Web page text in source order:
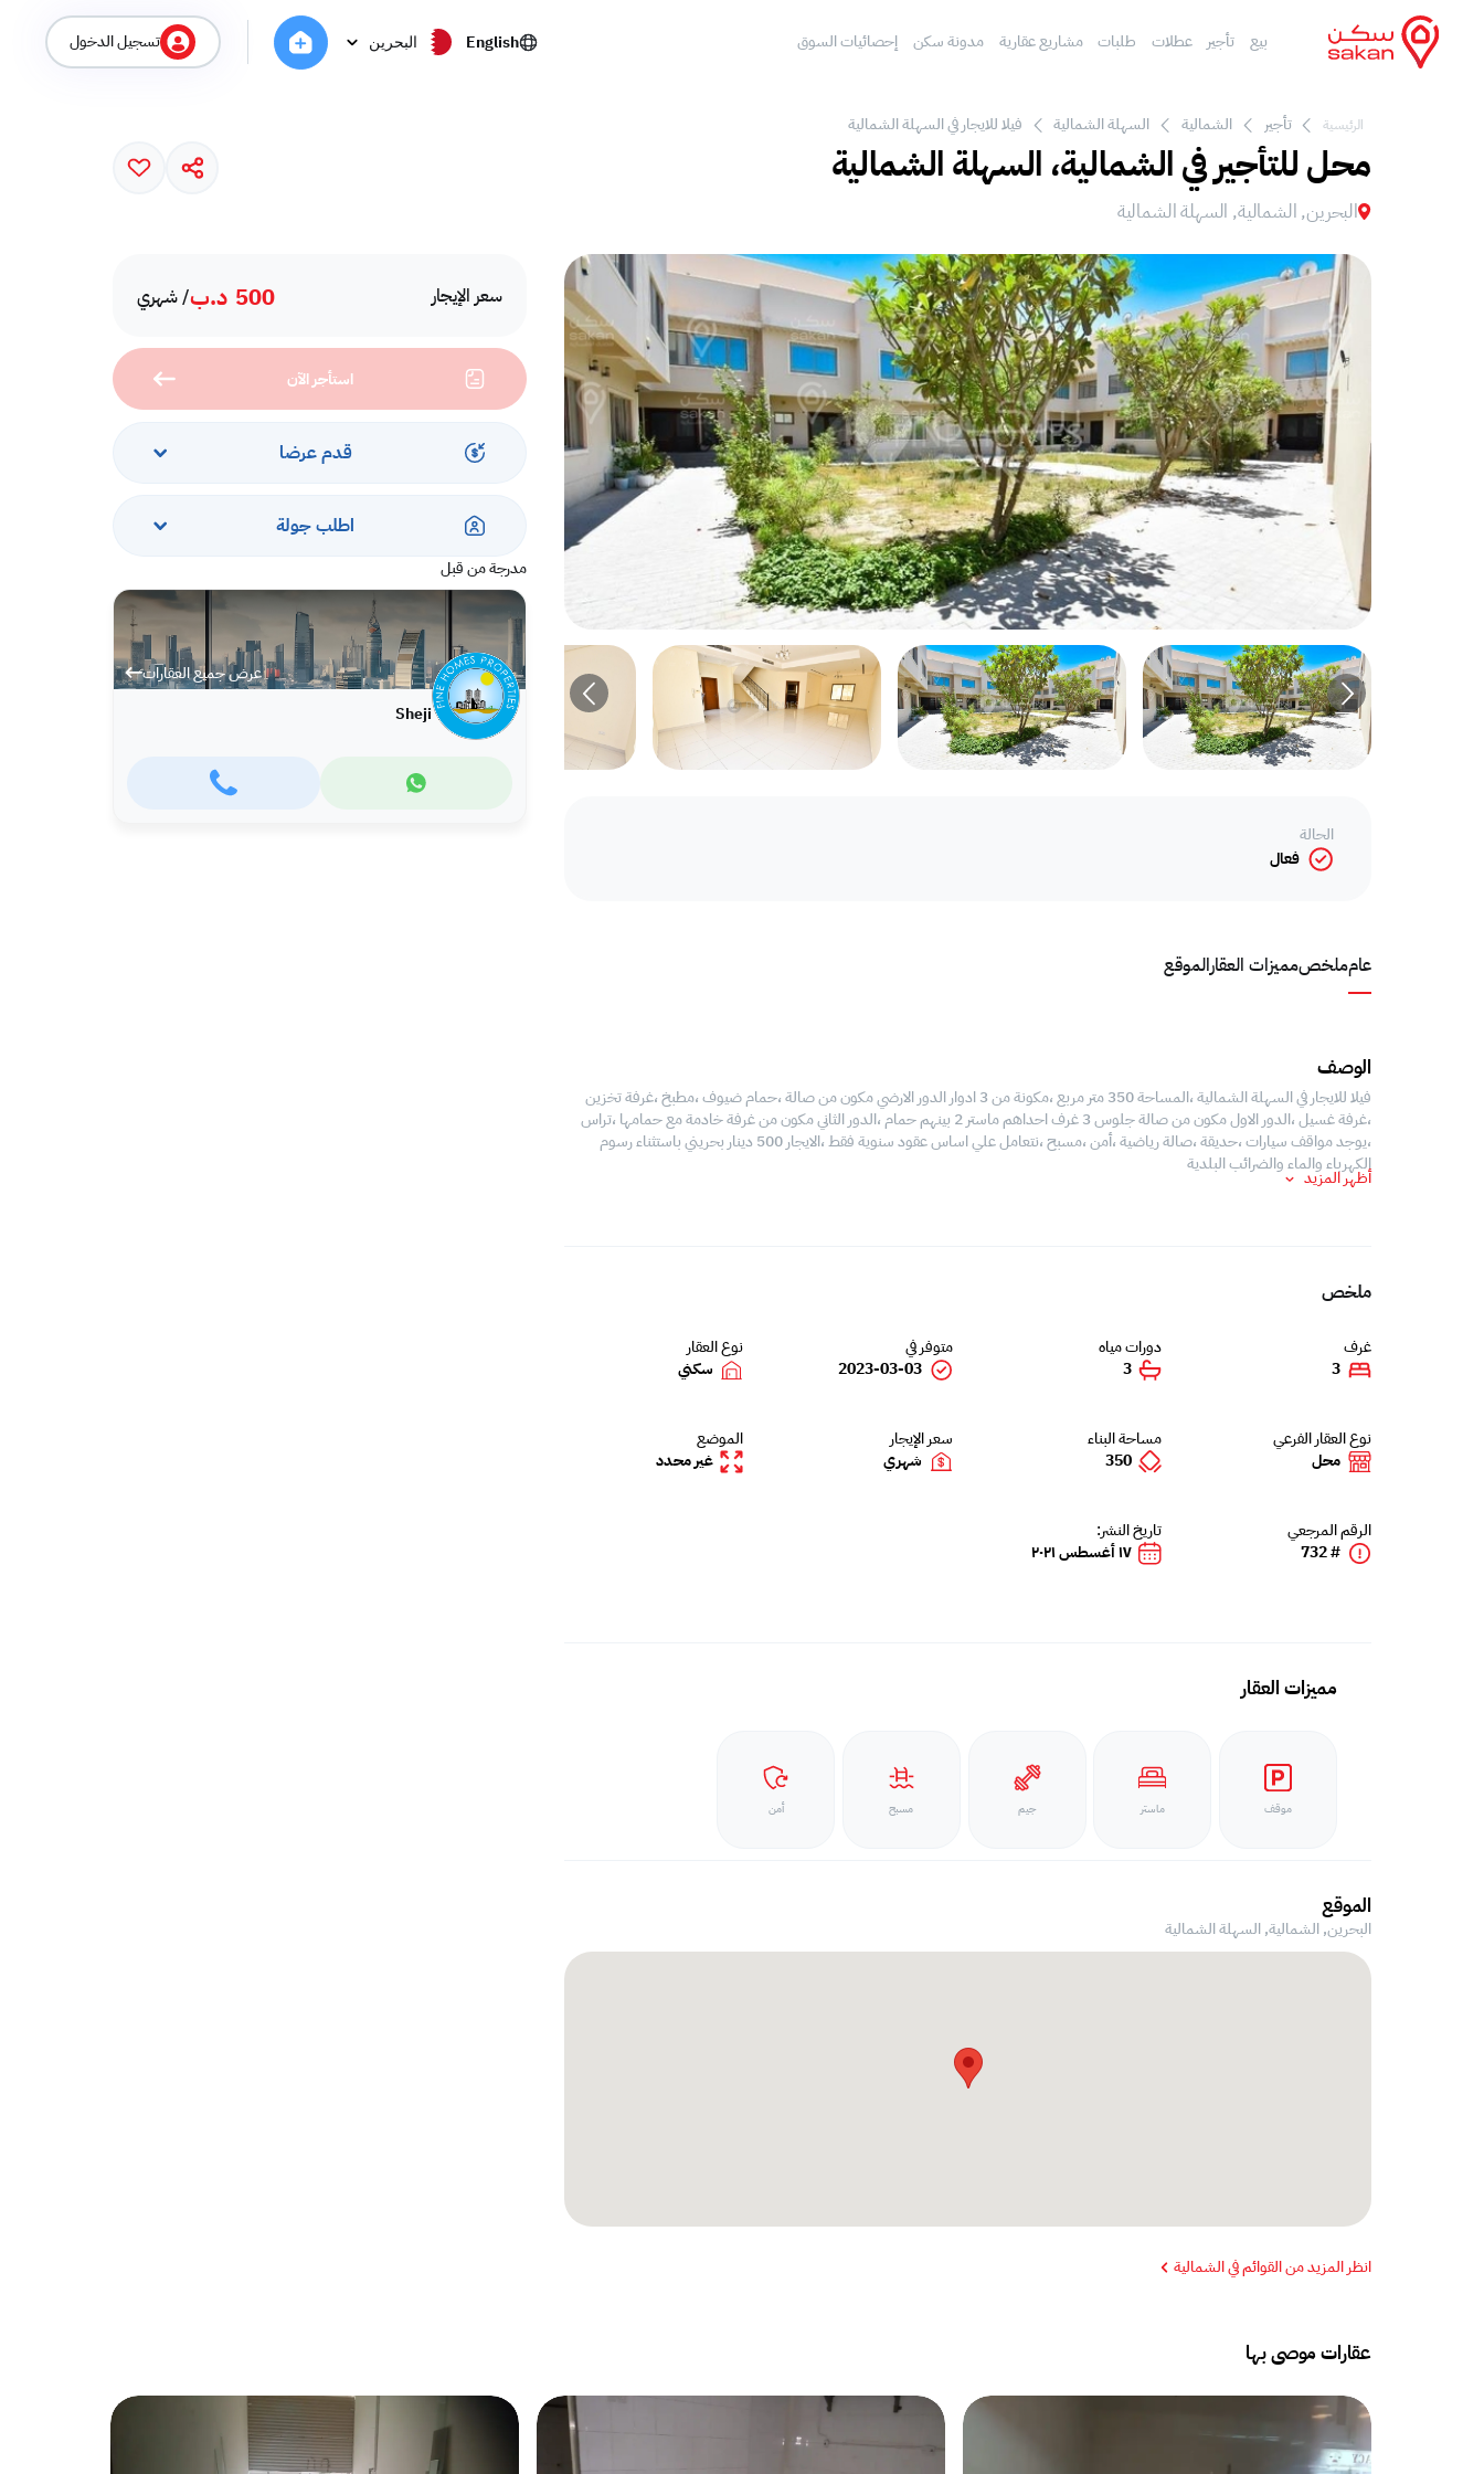
بيع تأجير عطلات طلبات مشاريع عقارية مدونة سكن إحصائيات السوق English البحرين تسجيل الدخول
الرئيسية تأجير الشمالية السهلة الشمالية فيلا للايجار في السهلة الشمالية
محل للتأجير في الشمالية، السهلة الشمالية
البحرين, الشمالية, السهلة الشمالية
سعر الإيجار 500 د.ب/ شهري
استأجر الآن
قدم عرضا
اطلب جولة
مدرجة من قبل
عرض جميع العقارات
Sheji
عامملخصمميزات العقارالموقع
الحالة
فعال
الوصف
فيلا للايجار في السهلة الشمالية ،المساحة 350 متر مربع ،مكونة من 3 ادوار الدور الارضي مكون من صالة ،حمام ضيوف ،مطبخ ،غرفة تخزين
،غرفة غسيل ،الدور الاول مكون من صالة جلوس 3 غرف احداهم ماستر 2 بينهم حمام ،الدور الثاني مكون من غرفة خادمة مع حمامها ،تراس
،يوجد مواقف سيارات ،حديقة ،صالة رياضية ،أمن ،مسبح ،نتعامل علي اساس عقود سنوية فقط ،الايجار 500 دينار بحريني باستثناء رسوم
الكهرباء والماء والضرائب البلدية
أظهر المزيد
ملخص
غرف
3
دورات مياه
3
متوفر في
2023-03-03
نوع العقار
سكني
نوع العقار الفرعي
محل
مساحة البناء
350
سعر الإيجار
شهري
الموضع
غير محدد
الرقم المرجعي
# 732
تاريخ النشر:
١٧ أغسطس ٢٠٢١
مميزات العقار
موقف ماستر جيم مسبح أمن
الموقع
البحرين, الشمالية,السهلة الشمالية
انظر المزيد من القوائم في الشمالية
عقارات موصى بها